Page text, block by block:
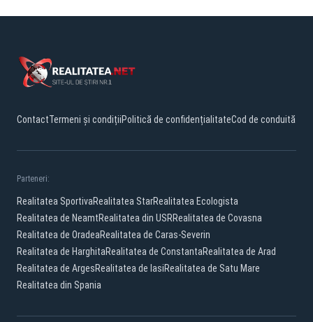
ContactTermeni și condițiiPolitică de confidențialitateCod de conduită
Parteneri:
Realitatea SportivaRealitatea StarRealitatea Ecologista
Realitatea de NeamtRealitatea din USRRealitatea de Covasna
Realitatea de OradeaRealitatea de Caras-Severin
Realitatea de HarghitaRealitatea de ConstantaRealitatea de Arad
Realitatea de ArgesRealitatea de IasiRealitatea de Satu Mare
Realitatea din Spania